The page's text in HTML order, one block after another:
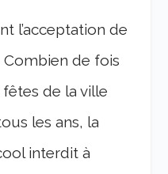
l’acceptation de
Combien de fois
de la ville
les ans, la
interdit à